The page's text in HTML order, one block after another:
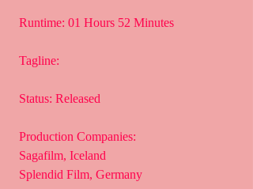
Runtime: 01 Hours 52 Minutes
Tagline:
Status: Released
Production Companies:
Sagafilm, Iceland
Splendid Film, Germany